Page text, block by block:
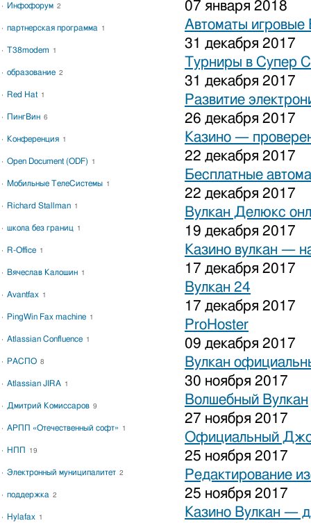
07 января 2018
Автоматы игровые
31 декабря 2017
Турниры в Супер
31 декабря 2017
Развитие
26 декабря 2017
Казино —
22 декабря 2017
Бесплатные
22 декабря 2017
Вулкан Делюкс
19 декабря 2017
Казино вулкан —
17 декабря 2017
Вулкан 24
17 декабря 2017
ProHoster
09 декабря 2017
Вулкан
30 ноября 2017
Волшебный Вулкан
27 ноября 2017
Официальный
25 ноября 2017
Редактирование
25 ноября 2017
Казино Вулкан —
Инфофорум 2
партнерская программа 1
T38modem 1
образование 2
Red Hat 1
ПингВин 6
Конференция 1
Open Document (ODF) 1
Мобильные ТелеСистемы 1
Richard Stallman 1
школа без границ 1
R-Office 1
Вячеслав Калошин 1
Avantfax 1
PingWin Fax machine 1
Atlassian Confluence 1
РАСПО 8
Atlassian JIRA 1
Дмитрий Комиссаров 9
АРПП «Отечественный софт» 1
НПП 19
Электронный муниципалитет 2
поддержка 2
Hylafax 1